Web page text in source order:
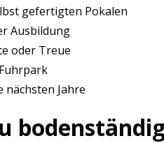
gefertigten Pokalen
Ausbildung
oder Treue
nächsten Jahre